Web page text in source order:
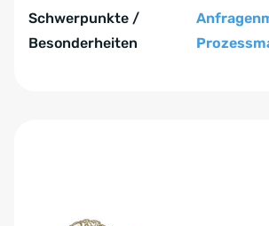
Schwerpunkte /
Besonderheiten